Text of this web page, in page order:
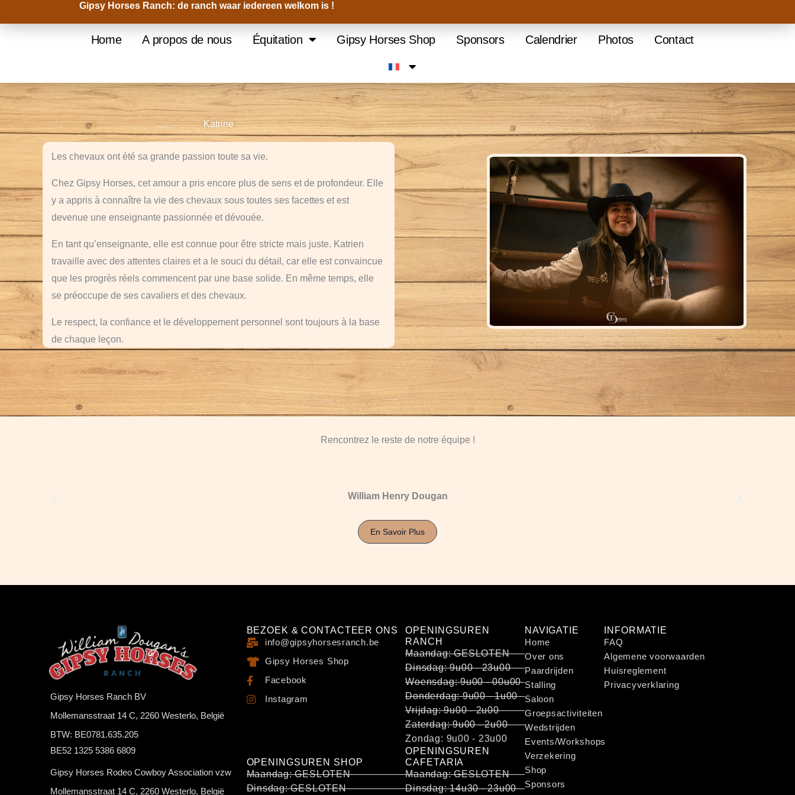
au
Gipsy Horses Ranch: de ranch waar iedereen welkom is !
Home A propos de nous Équitation Gipsy Horses Shop Sponsors Calendrier Photos Contact
Katrine
Les chevaux ont été sa grande passion toute sa vie.
Chez Gipsy Horses, cet amour a pris encore plus de sens et de profondeur. Elle
y a appris à connaître la vie des chevaux sous toutes ses facettes et est
devenue une enseignante passionnée et dévouée.
En tant qu’enseignante, elle est connue pour être stricte mais juste. Katrien
travaille avec des attentes claires et a le souci du détail, car elle est convaincue
que les progrès réels commencent par une base solide. En même temps, elle
se préoccupe de ses cavaliers et des chevaux.
Le respect, la confiance et le développement personnel sont toujours à la base
de chaque leçon.
Rencontrez le reste de notre équipe !
William Henry Dougan
En Savoir Plus
Gipsy Horses Ranch BV
Mollemansstraat 14 C, 2260 Westerlo, België
BTW: BE0781.635.205
BE52 1325 5386 6809
Gipsy Horses Rodeo Cowboy Association vzw
Mollemansstraat 14 C, 2260 Westerlo, België
BEZOEK & CONTACTEER ONS
info@gipsyhorsesranch.be
Gipsy Horses Shop
Facebook
Instagram
OPENINGSUREN SHOP
Maandag: GESLOTEN
Dinsdag: GESLOTEN
OPENINGSUREN
RANCH
Maandag: GESLOTEN
Dinsdag: 9u00 - 23u00
Woensdag: 9u00 - 00u00
Donderdag: 9u00 - 1u00
Vrijdag: 9u00 - 2u00
Zaterdag: 9u00 - 2u00
Zondag: 9u00 - 23u00
OPENINGSUREN
CAFETARIA
Maandag: GESLOTEN
Dinsdag: 14u30 - 23u00
NAVIGATIE
Home
Over ons
Paardrijden
Stalling
Saloon
Groepsactiviteiten
Wedstrijden
Events/Workshops
Verzekering
Shop
Sponsors
INFORMATIE
FAQ
Algemene voorwaarden
Huisreglement
Privacyverklaring